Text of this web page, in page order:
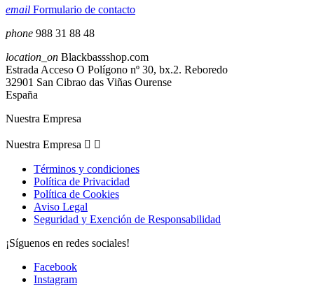
email Formulario de contacto
phone 988 31 88 48
location_on Blackbassshop.com
Estrada Acceso O Polígono nº 30, bx.2. Reboredo
32901 San Cibrao das Viñas Ourense
España
Nuestra Empresa
Nuestra Empresa  
Términos y condiciones
Política de Privacidad
Política de Cookies
Aviso Legal
Seguridad y Exención de Responsabilidad
¡Síguenos en redes sociales!
Facebook
Instagram